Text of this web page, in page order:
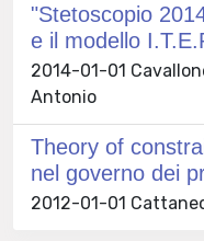
"Stetoscopio
e il modello
2014-01-01
Antonio
Theory of
nel governo dei
2012-01-01